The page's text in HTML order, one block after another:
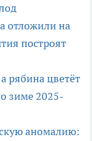
отложили на
построят
рябина цветёт
зиме 2025-
аномалию: